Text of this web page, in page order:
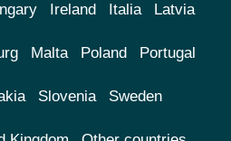
Ireland Italia Latvia
Malta Poland Portugal
Slovenia Sweden